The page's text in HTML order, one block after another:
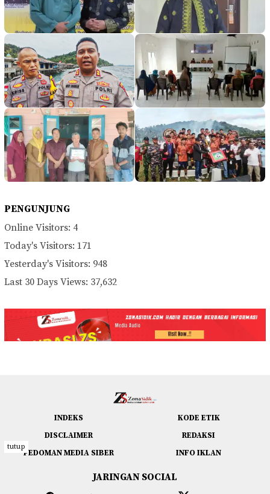
PENGUNJUNG
Online Visitors: 4
Today's Visitors: 171
Yesterday's Visitors: 948
Last 30 Days Views: 37,632
INDEKS
KODE ETIK
DISCLAIMER
REDAKSI
PEDOMAN MEDIA SIBER
INFO IKLAN
JARINGAN SOCIAL
tutup